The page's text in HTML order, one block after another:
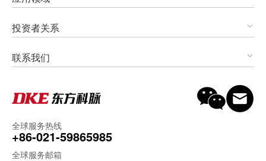
投资者关系
联系我们
全球服务热线
+86-021-59865985
全球服务邮箱